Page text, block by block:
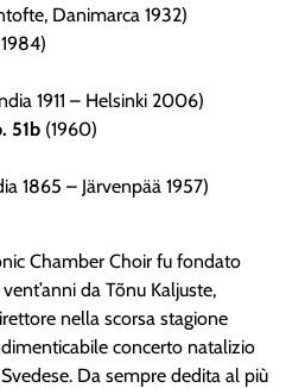
Danimarca 1932)
1911 – Helsinki 2006)
51b (1960)
1865 – Järvenpää 1957)
Chamber Choir fu fondato
da Tõnu Kaljuste,
nella scorsa stagione
concerto natalizio
Da sempre dedita al più